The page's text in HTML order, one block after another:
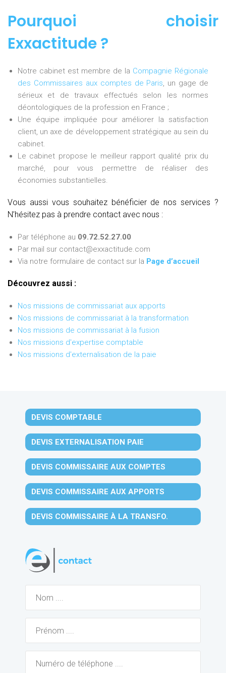
Pourquoi choisir
Exxactitude ?
Notre cabinet est membre de la Compagnie Régionale
des Commissaires aux comptes de Paris, un gage de
sérieux et de travaux effectués selon les normes
déontologiques de la profession en France ;
Une équipe impliquée pour améliorer la satisfaction
client, un axe de développement stratégique au sein du
cabinet.
Le cabinet propose le meilleur rapport qualité prix du
marché, pour vous permettre de réaliser des
économies substantielles.
Vous aussi vous souhaitez bénéficier de nos services ?
N’hésitez pas à prendre contact avec nous :
Par téléphone au 09.72.52.27.00
Par mail sur contact@exxactitude.com
Via notre formulaire de contact sur la Page d’accueil
Découvrez aussi :
Nos missions de commissariat aux apports
Nos missions de commissariat à la transformation
Nos missions de commissariat à la fusion
Nos missions d'expertise comptable
Nos missions d'externalisation de la paie
DEVIS COMPTABLE
DEVIS EXTERNALISATION PAIE
DEVIS COMMISSAIRE AUX COMPTES
DEVIS COMMISSAIRE AUX APPORTS
DEVIS COMMISSAIRE À LA TRANSFO.